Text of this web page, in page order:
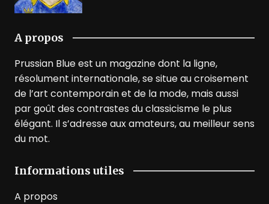
A propos
Prussian Blue est un magazine dont la ligne,
résolument internationale, se situe au croisement
de l’art contemporain et de la mode, mais aussi
par goût des contrastes du classicisme le plus
élégant. Il s’adresse aux amateurs, au meilleur sens
du mot.
Informations utiles
A propos